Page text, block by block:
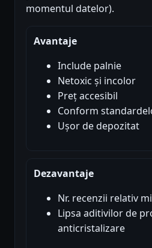
momentul datelor).
Avantaje
Include palnie
Netoxic și incolor
Preț accesibil
Conform
Ușor de depozitat
Dezavantaje
Nr. recenzii relativ
Lipsa aditivilor de
anticristalizare